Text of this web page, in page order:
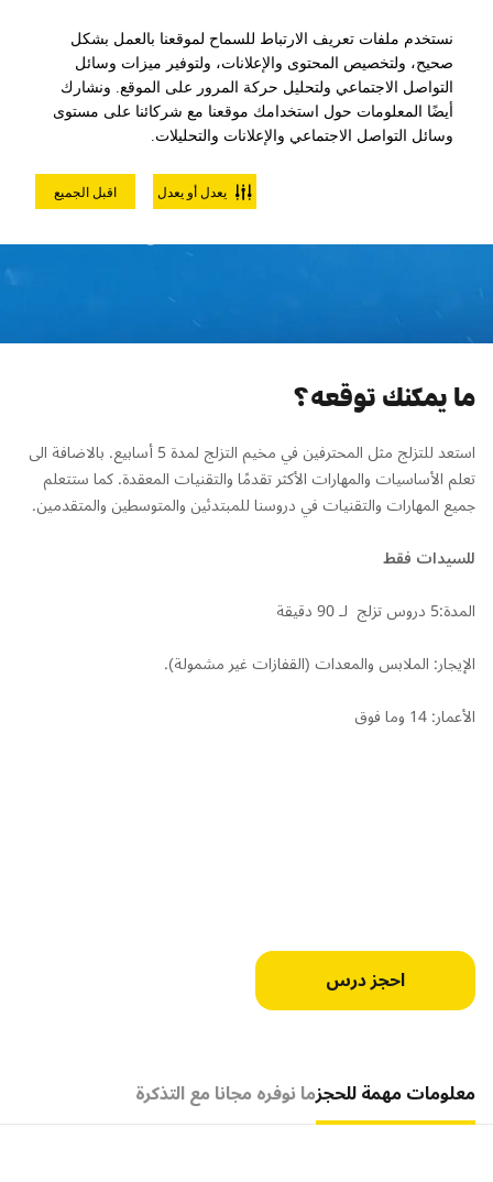
نستخدم ملفات تعريف الارتباط للسماح لموقعنا بالعمل بشكل
صحيح، ولتخصيص المحتوى والإعلانات، ولتوفير ميزات وسائل
التواصل الاجتماعي ولتحليل حركة المرور على الموقع. ونشارك
أيضًا المعلومات حول استخدامك موقعنا مع شركائنا على مستوى
وسائل التواصل الاجتماعي والإعلانات والتحليلات.
اقبل الجميع يعدل أو يعدل
مخيم التزلج للكبار المبتدئين
ما يمكنك توقعه؟
استعد للتزلج مثل المحترفين في مخيم التزلج لمدة 5 أسابيع. بالاضافة الى
تعلم الأساسيات والمهارات الأكثر تقدمًا والتقنيات المعقدة. كما ستتعلم
جميع المهارات والتقنيات في دروسنا للمبتدئين والمتوسطين والمتقدمين.
للسيدات فقط
المدة:5 دروس تزلج لـ 90 دقيقة
الإيجار: الملابس والمعدات (القفازات غير مشمولة).
الأعمار: 14 وما فوق
احجز درس
معلومات مهمة للحجزما نوفره مجانا مع التذكرة